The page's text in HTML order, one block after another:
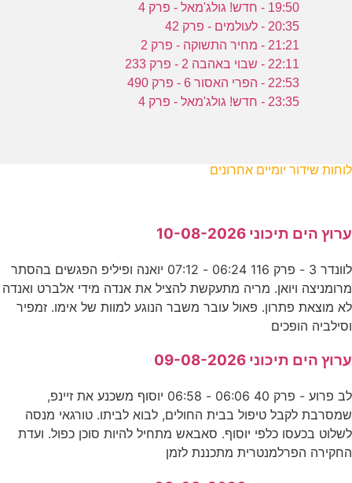
19:50 - חדש! גולג'מאל - פרק 4
20:35 - לעולמים - פרק 42
21:21 - מחיר התשוקה - פרק 2
22:11 - שבוי באהבה 2 - פרק 233
22:53 - הפרי האסור 6 - פרק 490
23:35 - חדש! גולג'מאל - פרק 4
לוחות שידור יומיים אחרונים
ערוץ הים תיכוני 10-08-2026
לוונדר 3 - פרק 116 06:24 - 07:12 יואנה ופיליפ הפגשים בהסתר
מרומניצה ויואן. מריה מתעקשת להציל את אנדה מידי אלברט ואנדה
לא מוצאת פתרון. פאול עובר משבר הנוגע למוות של אימו. זמפיר
וסילביה הופכים
ערוץ הים תיכוני 09-08-2026
לב פרוע - פרק 40 06:06 - 06:58 יוסוף משכנע את זיינפ,
שמסרבת לקבל טיפול בבית החולים, לבוא לביתו. טורגאי מנסה
לשלוט בכעסו כלפי יוסוף. סאבאש מתחיל להיות סוכן כפול. ועדת
החקירה הפרלמנטרית מתכננת לזמן